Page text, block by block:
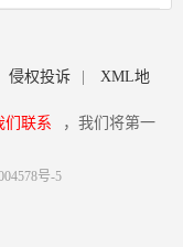
侵权投诉
XML地
们联系
，我们将第一
号-5